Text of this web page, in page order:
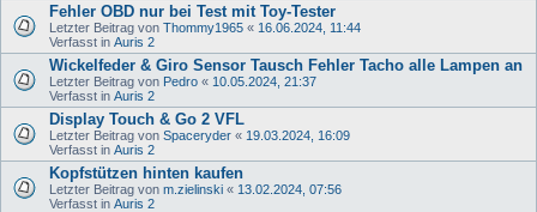
Fehler OBD nur bei Test mit Toy-Tester
Letzter Beitrag von Thommy1965 « 16.06.2024, 11:44
Verfasst in Auris 2
Wickelfeder & Giro Sensor Tausch Fehler Tacho alle Lampen an
Letzter Beitrag von Pedro « 10.05.2024, 21:37
Verfasst in Auris 2
Display Touch & Go 2 VFL
Letzter Beitrag von Spaceryder « 19.03.2024, 16:09
Verfasst in Auris 2
Kopfstützen hinten kaufen
Letzter Beitrag von m.zielinski « 13.02.2024, 07:56
Verfasst in Auris 2